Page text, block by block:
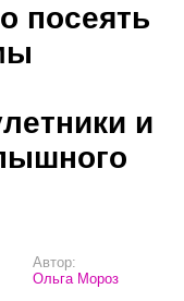
посеять
и
Автор:
Ольга Мороз